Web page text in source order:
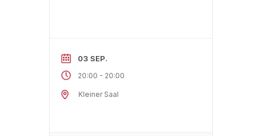
03 SEP.
20:00 - 20:00
Kleiner Saal